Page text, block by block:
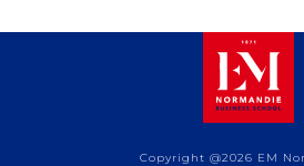
Copyright @2026 EM